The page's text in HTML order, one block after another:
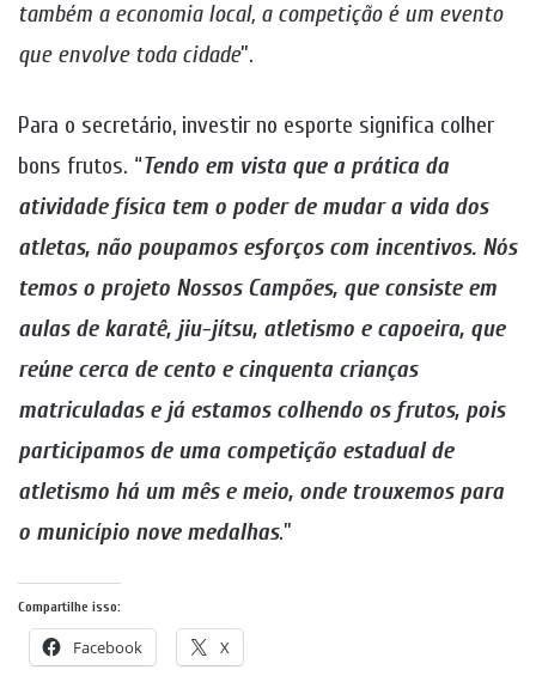
também a economia local, a competição é um evento
que envolve toda cidade”.
Para o secretário, investir no esporte significa colher
bons frutos. “Tendo em vista que a prática da
atividade física tem o poder de mudar a vida dos
atletas, não poupamos esforços com incentivos. Nós
temos o projeto Nossos Campões, que consiste em
aulas de karatê, jiu-jítsu, atletismo e capoeira, que
reúne cerca de cento e cinquenta crianças
matriculadas e já estamos colhendo os frutos, pois
participamos de uma competição estadual de
atletismo há um mês e meio, onde trouxemos para
o município nove medalhas.”
Compartilhe isso:
Facebook X